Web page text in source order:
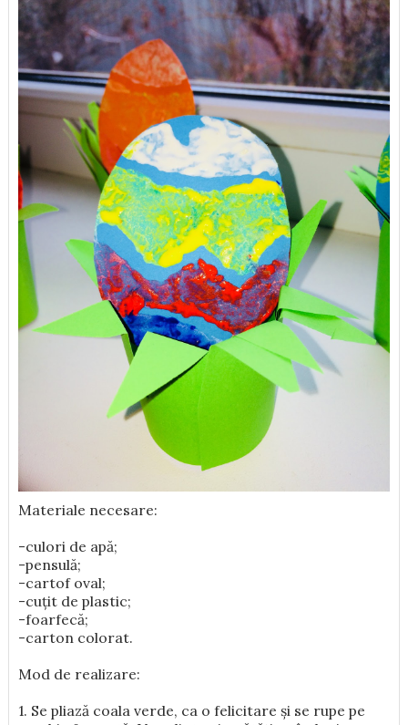
Materiale necesare:
-culori de apă;
-pensulă;
-cartof oval;
-cuțit de plastic;
-foarfecă;
-carton colorat.
Mod de realizare:
1. Se pliază coala verde, ca o felicitare și se rupe pe